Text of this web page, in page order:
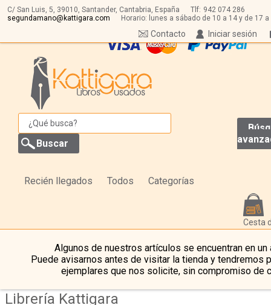
C/ San Luis, 5, 39010, Santander, Cantabria, España Tlf: 942 074 286
segundamano@kattigara.com
Horario: lunes a sábado de 10 a 14 y de 17 a
Iniciar sesión
Contacto
Recién llegados Todos Categorías
Cesta
Algunos de nuestros artículos se encuentran en un
Puede avisarnos antes de visitar la tienda y tendremos
ejemplares que nos solicite, sin compromiso de
Librería Kattigara